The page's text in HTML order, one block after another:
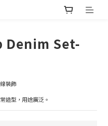
Denim Set-
裝飾
造型，用途廣泛。